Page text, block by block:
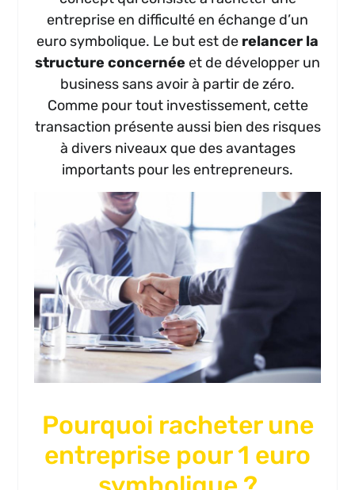
entreprise en difficulté en échange d’un
euro symbolique. Le but est de relancer la
structure concernée et de développer un
business sans avoir à partir de zéro.
Comme pour tout investissement, cette
transaction présente aussi bien des risques
à divers niveaux que des avantages
importants pour les entrepreneurs.
Pourquoi racheter une
entreprise pour 1 euro